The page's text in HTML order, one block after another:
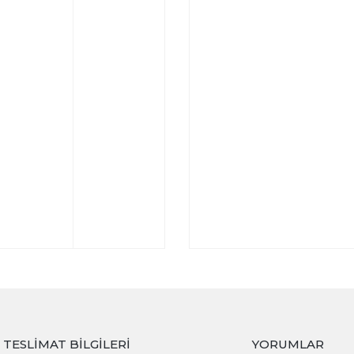
TESLIMAT BILGILERI YORUMLAR